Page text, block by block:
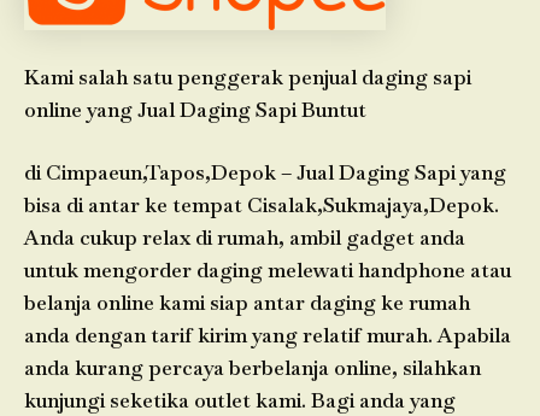
Kami salah satu penggerak penjual daging sapi
online yang Jual Daging Sapi Buntut
di Cimpaeun,Tapos,Depok – Jual Daging Sapi yang
bisa di antar ke tempat Cisalak,Sukmajaya,Depok.
Anda cukup relax di rumah, ambil gadget anda
untuk mengorder daging melewati handphone atau
belanja online kami siap antar daging ke rumah
anda dengan tarif kirim yang relatif murah. Apabila
anda kurang percaya berbelanja online, silahkan
kunjungi seketika outlet kami. Bagi anda yang